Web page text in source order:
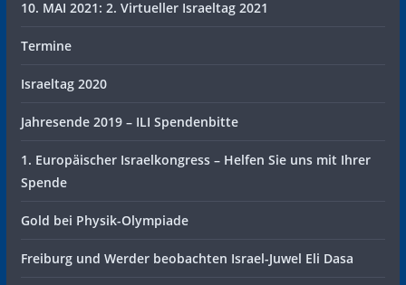
10. MAI 2021: 2. Virtueller Israeltag 2021
Termine
Israeltag 2020
Jahresende 2019 – ILI Spendenbitte
1. Europäischer Israelkongress – Helfen Sie uns mit Ihrer
Spende
Gold bei Physik-Olympiade
Freiburg und Werder beobachten Israel-Juwel Eli Dasa